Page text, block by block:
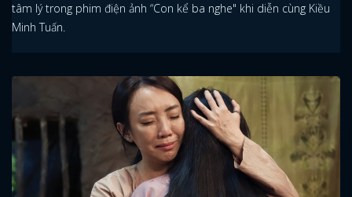
tâm lý trong phim điện ảnh “Con kể ba nghe" khi diễn cùng Kiều
Minh Tuấn.